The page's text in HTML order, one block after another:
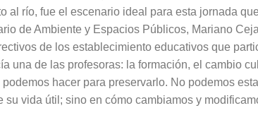
al río, fue el escenario ideal para esta jornada
de Ambiente y Espacios Públicos, Mariano
de los establecimiento educativos que
una de las profesoras: la formación, el cambio
hacer para preservarlo. No podemos
su vida útil; sino en cómo cambiamos y